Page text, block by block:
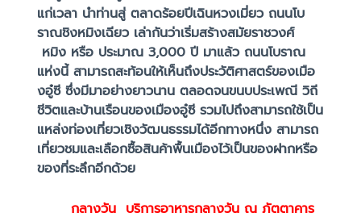
แก่เวลา นำท่านสู่ ตลาดร้อยปีเฉินหวงเมี่ยว ถนนโบ
ราณชิงหมิงเฉียว เล่ากันว่าเริ่มสร้างสมัยราชวงศ์
หมิง หรือ ประมาณ 3,000 ปี มาแล้ว ถนนโบราณ
แห่งนี้ สามารถสะท้อนให้เห็นถึงประวัติศาสตร์ของเมือ
งอู๋ซี ซึ่งมีมาอย่างยาวนาน ตลอดจนขนบประเพณี วิถี
ชีวิตและบ้านเรือนของเมืองอู๋ซี รวมไปถึงสามารถใช้เป็น
แหล่งท่องเที่ยวเชิงวัฒนธรรมได้อีกทางหนึ่ง สามารถ
เที่ยวชมและเลือกซื้อสินค้าพื้นเมืองไว้เป็นของฝากหรือ
ของที่ระลึกอีกด้วย
กลางวัน บริการอาหารกลางวัน ณ ภัตตาคาร